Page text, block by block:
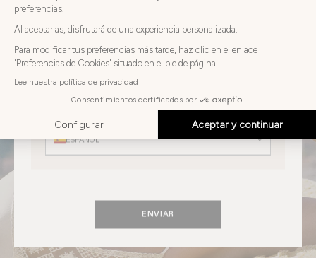
Elija
país
ESTADOS UNIDOS
idioma
Elija su idioma
ESPAÑOL
ENVIAR